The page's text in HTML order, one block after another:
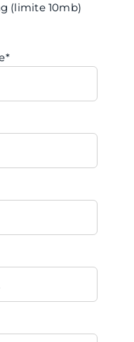
(limite 10mb)